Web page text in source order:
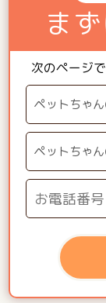
ま
次のページ